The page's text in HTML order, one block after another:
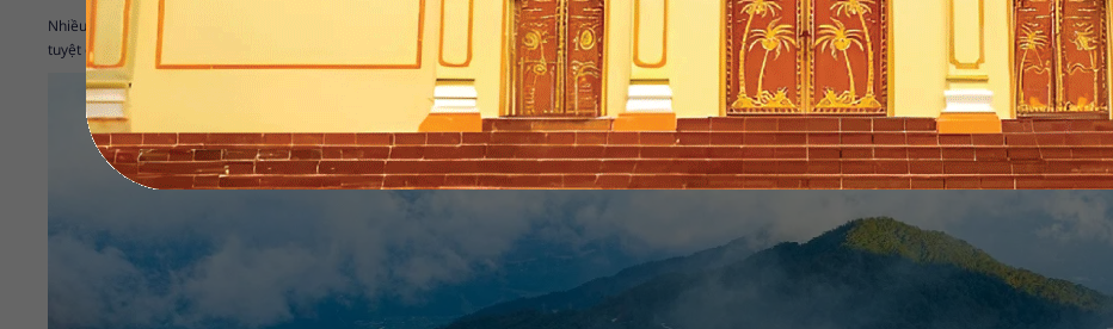
Nhiều du khách nói rằng Đà Nẵng là một nơi đáng sống nhất, là điểm du lịch đáng để đi nhất. Không khó hiểu khi nhiều người chọn đây là điểm du lịch 30/4 của
tuyệt đẹp; khám phá Bà Nà Hill; Bán đảo Sơn Trà; Công viên Châu Á; Suối khoáng Thần Tài; Làng bích họa Tam Thanh; Bảo tàng Đồng Đình; Ngũ Hành Sơn; Cầu